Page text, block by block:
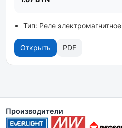
Тип: Реле электромагнитное
Открыть PDF
Производители